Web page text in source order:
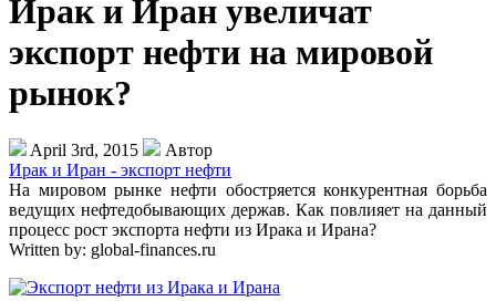
Ирак и Иран увеличат
экспорт нефти на мировой
рынок?
April 3rd, 2015
Автор
Ирак и Иран - экспорт нефти
На мировом рынке нефти обостряется конкурентная борьба
ведущих нефтедобывающих держав. Как повлияет на данный
процесс рост экспорта нефти из Ирака и Ирана?
Written by: global-finances.ru